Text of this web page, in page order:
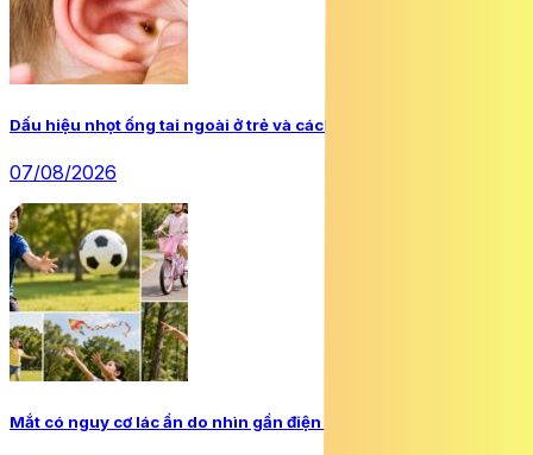
Dấu hiệu nhọt ống tai ngoài ở trẻ và cách xử trí đúng
07/08/2026
Mắt có nguy cơ lác ẩn do nhìn gần điện thoại và máy tính bảng